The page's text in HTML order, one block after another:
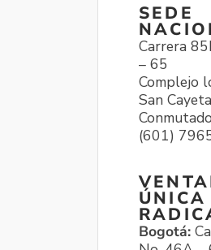
SEDE
Carrera
– 65
Complejo
San
(601)
ÚNICA
Bogotá: